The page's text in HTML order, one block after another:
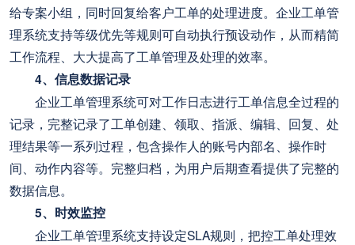
给专案小组，同时回复给客户工单的处理进度。企业工单管
理系统支持等级优先等规则可自动执行预设动作，从而精简
工作流程、大大提高了工单管理及处理的效率。
4、信息数据记录
企业工单管理系统可对工作日志进行工单信息全过程的
记录，完整记录了工单创建、领取、指派、编辑、回复、处
理结果等一系列过程，包含操作人的账号内部名、操作时
间、动作内容等。完整归档，为用户后期查看提供了完整的
数据信息。
5、时效监控
企业工单管理系统支持设定SLA规则，把控工单处理效